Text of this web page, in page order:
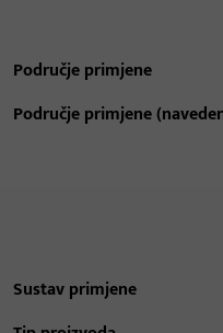
Područje primjene
Područje primjene
Sustav primjene